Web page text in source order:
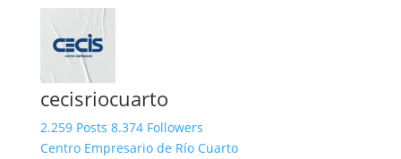
cecisriocuarto
2.259 Posts 8.374 Followers
Centro Empresario de Río Cuarto